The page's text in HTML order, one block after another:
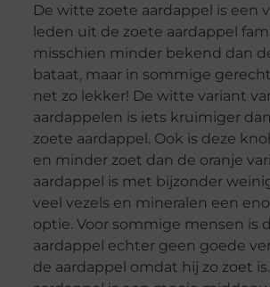
De witte zoete aardappel is een
leden uit de zoete aardappel
misschien minder bekend dan
bataat, maar in sommige
net zo lekker! De witte variant
aardappelen is iets kruimiger
zoete aardappel. Ook is deze
en minder zoet dan de oranje
aardappel is met bijzonder
veel vezels en mineralen een
optie. Voor sommige mensen is
aardappel echter geen goede
de aardappel omdat hij zo zoet